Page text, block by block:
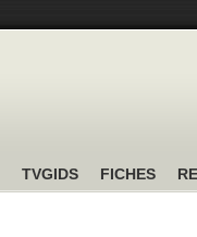
TVGIDS FICHES